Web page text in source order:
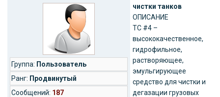
Группа: Пользователь
Ранг: Продвинутый
Cообщений: 187
чистки танков
ОПИСАНИЕ
ТС #4 –
высококачественное,
гидрофильное,
растворяющее,
эмульгирующее
средство для чистки и
дегазации грузовых